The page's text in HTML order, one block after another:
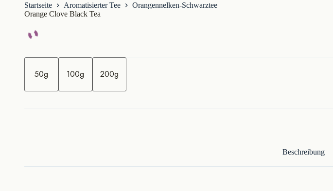
Startseite Aromatisierter Tee
Orangennelken-Schwarztee
Orange Clove Black Tea
M
e
50g 100g 200g
Beschreibung